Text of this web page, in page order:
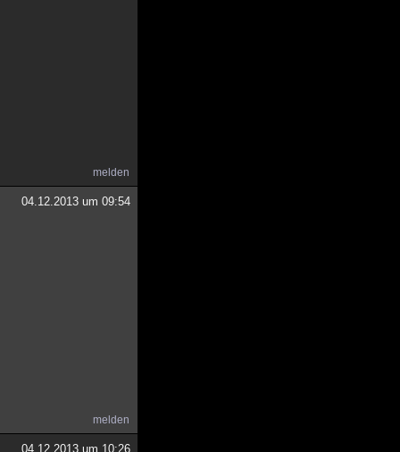
melden
04.12.2013 um 09:54
melden
04.12.2013 um 10:26